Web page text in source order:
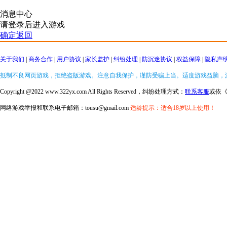
消息中心
请登录后进入游戏
确定返回
关于我们 商务合作 用户协议 家长监护 纠纷处理 防沉迷协议 权益保障 隐私声
抵制不良网页游戏，拒绝盗版游戏。注意自我保护，谨防受骗上当。适度游戏益脑
Copyright @2022 www.322yx.com All Rights Reserved，纠纷处理方式： 联系客服或依《
网络游戏举报和联系电子邮箱：tousu@gmail.com 适龄提示：适合18岁以上使用！